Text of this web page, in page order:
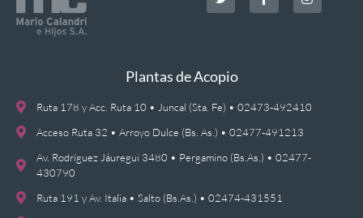
Plantas de Acopio
Ruta 178 y Acc. Ruta 10 • Juncal (Sta. Fe) • 02473-492410
Acceso Ruta 32 • Arroyo Dulce (Bs. As.) • 02477-491213
Av. Rodríguez Jáuregui 3480 • Pergamino (Bs.As.) • 02477-
430790
Ruta 191 y Av. Italia • Salto (Bs.As.) • 02474-431551